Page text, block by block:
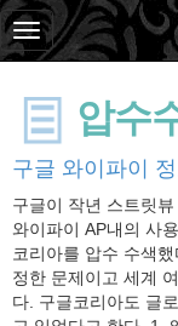
압수
구글 와이파이
구글이 작년 스트릿
와이파이 AP내의 사
코리아를 압수 수색
정한 문제이고 세계
다. 구글코리아도 글